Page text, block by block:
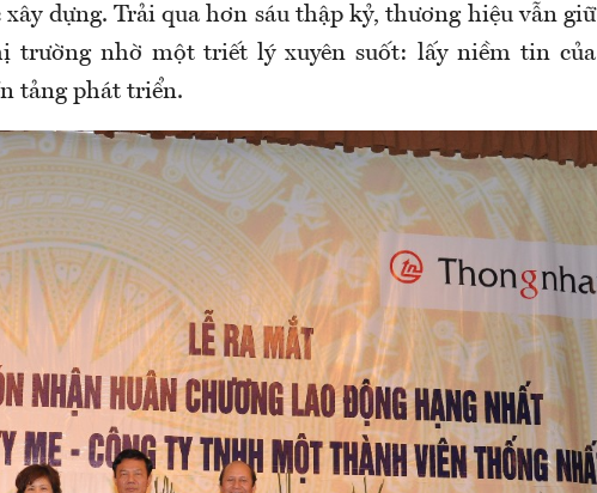
dựng. Trải qua hơn sáu thập kỷ, thương hiệu vẫn giữ
trường nhờ một triết lý xuyên suốt: lấy niềm tin của
tảng phát triển.